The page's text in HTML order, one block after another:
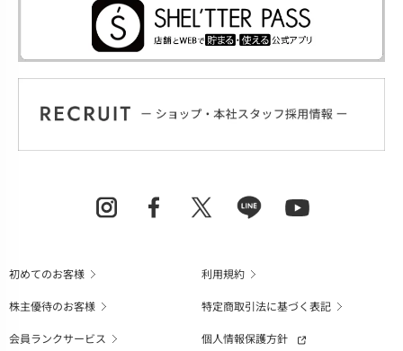
初めてのお客様
利用規約
株主優待のお客様
特定商取引法に基づく表記
会員ランクサービス
個人情報保護方針